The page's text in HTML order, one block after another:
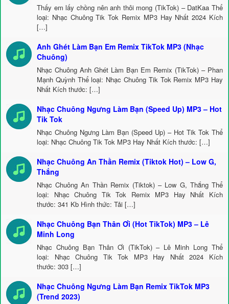
Thấy em lấy chồng nên anh thôi mong (TikTok) – DatKaa Thể
loại: Nhạc Chuông Tik Tok Remix MP3 Hay Nhất 2024 Kích
[…]
Anh Ghét Làm Bạn Em Remix TikTok MP3 (Nhạc
Chuông)
Nhạc Chuông Anh Ghét Làm Bạn Em Remix (TikTok) – Phan
Mạnh Quỳnh Thể loại: Nhạc Chuông Tik Tok Remix MP3 Hay
Nhất Kích thước: […]
Nhạc Chuông Ngưng Làm Bạn (Speed Up) MP3 – Hot
Tik Tok
Nhạc Chuông Ngưng Làm Bạn (Speed Up) – Hot Tik Tok Thể
loại: Nhạc Chuông Tik Tok MP3 Hay Nhất Kích thước: […]
Nhạc Chuông An Thần Remix (Tiktok Hot) – Low G,
Thắng
Nhạc Chuông An Thần Remix (Tiktok) – Low G, Thắng Thể
loại: Nhạc Chuông Tik Tok Remix MP3 Hay Nhất Kích
thước: 341 Kb Hình thức: Tải […]
Nhạc Chuông Bạn Thân Ơi (Hot TikTok) MP3 – Lê
Minh Long
Nhạc Chuông Bạn Thân Ơi (TikTok) – Lê Minh Long Thể
loại: Nhạc Chuông Tik Tok MP3 Hay Nhất 2024 Kích
thước: 303 […]
Nhạc Chuông Ngưng Làm Bạn Remix TikTok MP3
(Trend 2023)